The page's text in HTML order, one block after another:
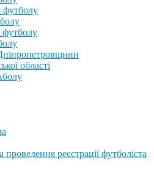
футболу
футболу
області
реєстрації футболіста